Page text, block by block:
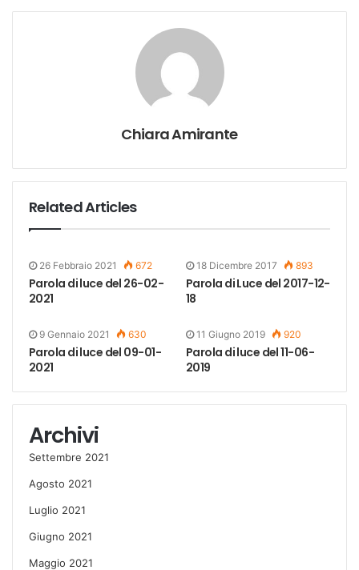
Chiara Amirante
Related Articles
26 Febbraio 2021 672
Parola di luce del 26-02-
2021
18 Dicembre 2017 893
Parola di Luce del 2017-12-
18
9 Gennaio 2021 630
Parola di luce del 09-01-
2021
11 Giugno 2019 920
Parola di luce del 11-06-
2019
Archivi
Settembre 2021
Agosto 2021
Luglio 2021
Giugno 2021
Maggio 2021